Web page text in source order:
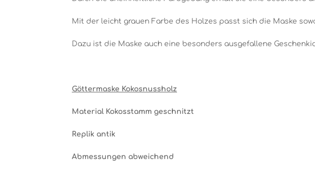
Mit der leicht grauen Farbe des Holzes passt sich die Maske
Dazu ist die Maske auch eine besonders ausgefallene
Göttermaske Kokosnussholz
Material Kokosstamm geschnitzt
Replik antik
Abmessungen abweichend